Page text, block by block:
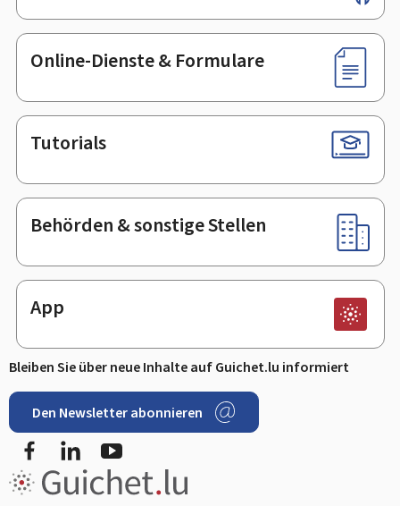
Online-Dienste & Formulare
Tutorials
Behörden & sonstige Stellen
App
Bleiben Sie über neue Inhalte auf Guichet.lu informiert
Den Newsletter abonnieren
FacebookLinkedIn